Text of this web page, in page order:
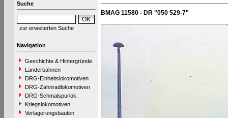
Suche
zur erweiterten Suche
Navigation
Geschichte & Hintergründe
Länderbahnen
DRG-Einheitslokomotiven
DRG-Zahnradlokomotiven
DRG-Schmalspurlok.
Kriegslokomotiven
Verlagerungsbauten
BMAG 11580 - DR "050 529-7"